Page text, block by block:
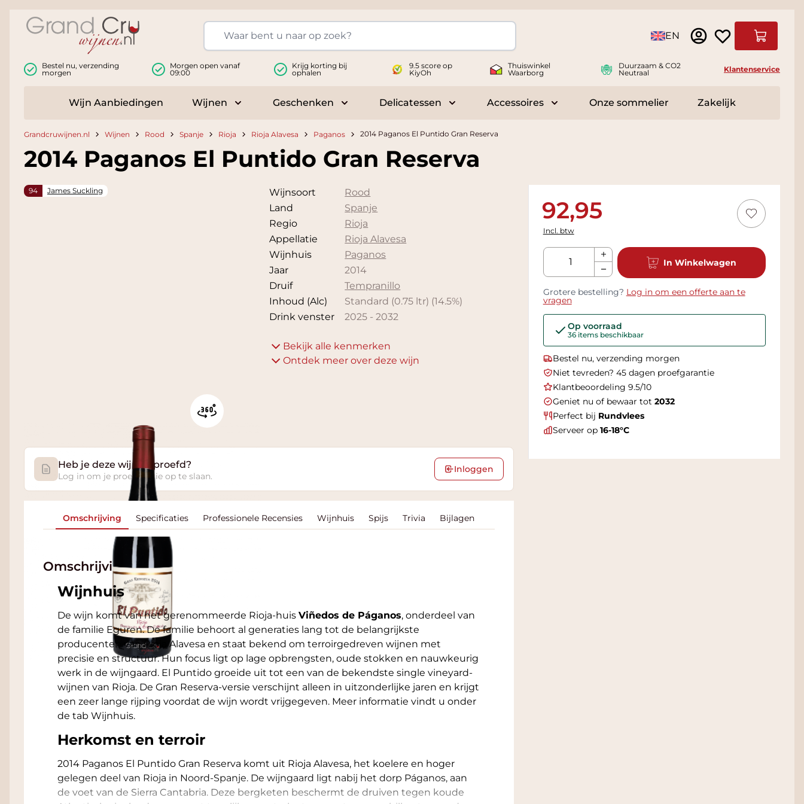
Taal EN
Bestel nu, verzending
morgen
Morgen open vanaf
09:00
Krijg korting bij
ophalen
9.5 score op
KiyOh
Thuiswinkel
Waarborg
Duurzaam & CO2
Neutraal
Klantenservice
Wijn Aanbiedingen Wijnen
Toggle submenu for Wijnen
Geschenken
Toggle submenu for Geschenken
Delicatessen
Toggle submenu for Delicatessen
Accessoires
Toggle submenu for Accessoires
Onze sommelier Zakelijk
Grandcruwijnen.nl Wijnen Rood Spanje Rioja Rioja Alavesa Paganos 2014 Paganos El Puntido Gran Reserva
2014 Paganos El Puntido Gran Reserva
94 James Suckling Wijnsoort
Rood
Land
Spanje
Regio
Rioja
Appellatie
Rioja Alavesa
Wijnhuis
Paganos
Jaar
2014
Druif
Tempranillo
Inhoud (Alc)
Standard (0.75 ltr) (14.5%)
Drink venster
2025 -2032
Bekijk alle kenmerken
Ontdek meer over deze wijn
92,95
Incl. btw
Aantal
In Winkelwagen
Grotere bestelling? Log in om een offerte aan te
vragen
Op voorraad
36 items beschikbaar
Bestel nu, verzending morgen
Niet tevreden? 45 dagen proefgarantie
Klantbeoordeling 9.5/10
Geniet nu of bewaar tot 2032
Perfect bij Rundvlees
Serveer op 16-18°C
Heb je deze wijn geproefd?
Log in om je proefnotitie op te slaan.
Inloggen
Omschrijving Specificaties Professionele Recensies Wijnhuis Spijs Trivia Bijlagen
Omschrijving
Wijnhuis
De wijn komt van het gerenommeerde Rioja-huis Viñedos de Páganos, onderdeel van
de familie Eguren. De familie behoort al generaties lang tot de belangrijkste
producenten van Rioja Alavesa en staat bekend om terroirgedreven wijnen met
precisie en structuur. Hun focus ligt op lage opbrengsten, oude stokken en nauwkeurig
werk in de wijngaard. El Puntido groeide uit tot een van de bekendste single vineyard-
wijnen van Rioja. De Gran Reserva-versie verschijnt alleen in uitzonderlijke jaren en krijgt
een zeer lange rijping voordat de wijn wordt vrijgegeven. Meer informatie vindt u onder
de tab Wijnhuis.
Herkomst en terroir
2014 Paganos El Puntido Gran Reserva komt uit Rioja Alavesa, het koelere en hoger
gelegen deel van Rioja in Noord-Spanje. De wijngaard ligt nabij het dorp Páganos, aan
de voet van de Sierra Cantabria. Deze bergketen beschermt de druiven tegen koude